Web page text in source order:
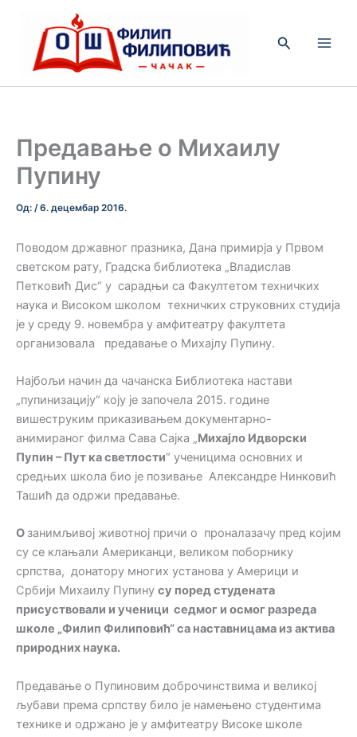
садржај
Претрага
Предавање о Михаилу
Пупину
Од: /6. децембар 2016.
Поводом државног празника, Дана примирја у Првом
светском рату, Градска библиотека „Владислав
Петковић Дис“ у сарадњи са Факултетом техничких
наука и Високом школом техничких струковних студија
је у среду 9. новембра у амфитеатру факултета
организовала предавање о Михајлу Пупину.
Најбољи начин да чачанска Библиотека настави
„пупинизацију“ коју је започела 2015. године
вишеструким приказивањем документарно-
анимираног филма Сава Сајка „Михајло Идворски
Пупин – Пут ка светлости“ ученицима основних и
средњих школа био је позивање Александре Нинковић
Ташић да одржи предавање.
Озанимљивој животној причи о проналазачу пред којим
су се клањали Американци, великом поборнику
српства, донатору многих установа у Америци и
Србији Михаилу Пупину су поред студената
присуствовали и ученици седмог и осмог разреда
школе „Филип Филиповић“ са наставницама из актива
природних наука.
Предавање о Пупиновим доброчинствима и великој
љубави према српству било је намењено студентима
технике и одржано је у амфитеатру Високе школе